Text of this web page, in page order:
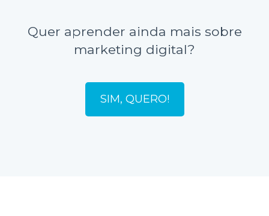
Quer aprender ainda mais sobre
marketing digital?
SIM, QUERO!